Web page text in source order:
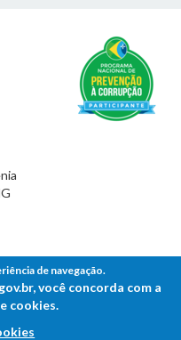
de navegação.
você concorda com a
cookies.